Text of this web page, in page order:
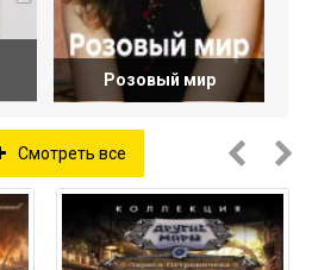
Розовый мир
Смотреть все